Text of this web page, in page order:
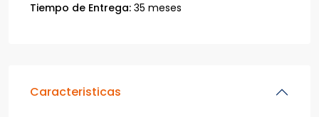
Tiempo de Entrega: 35 meses
Caracteristicas